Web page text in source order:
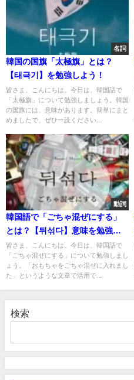
名詞
韓国の国旗「太極旗」とは？
【태극기】を勉強しよう！
皆さま、こんにちは。今日は、韓国語で
「太極旗」について勉強しましょう。韓国
の国旗には、意味があります。簡単にまと
めましたで、ぜひ一読ください...
動詞
韓国語で「ごちゃ混ぜにする」
とは？【뒤섞다】意味を勉強し
よう！
皆さま、こんにちは。今日は、韓国語で
「ごちゃ混ぜにする」について勉強しまし
ょう。「おもちゃをごちゃ混ぜに入れまし
た」というような文章で活用で...
検索